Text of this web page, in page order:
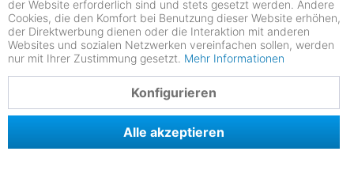
der Website erforderlich sind und stets gesetzt werden. Andere
Cookies, die den Komfort bei Benutzung dieser Website erhöhen,
der Direktwerbung dienen oder die Interaktion mit anderen
Websites und sozialen Netzwerken vereinfachen sollen, werden
nur mit Ihrer Zustimmung gesetzt. Mehr Informationen
Konfigurieren
Alle akzeptieren